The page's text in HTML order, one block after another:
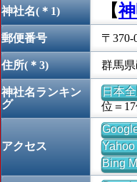
神社名(＊1) 【
郵便番号 〒370-
住所(＊3) 群馬
神社名ランキン
グ
日本
位＝
アクセス
Bing